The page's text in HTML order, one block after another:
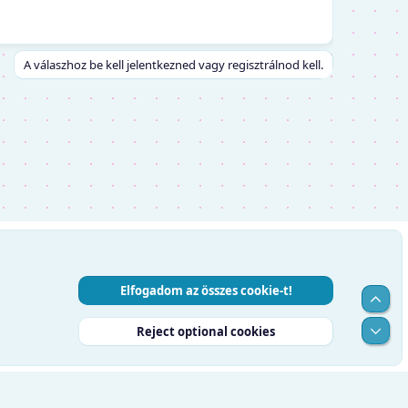
A válaszhoz be kell jelentkezned vagy regisztrálnod kell.
RSS
Elfogadom az összes cookie-t!
Reject optional cookies
Top
Alul